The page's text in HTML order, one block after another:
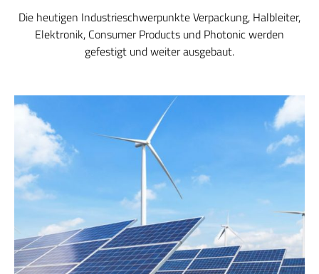
Die heutigen Industrieschwerpunkte Verpackung, Halbleiter,
Elektronik, Consumer Products und Photonic werden
gefestigt und weiter ausgebaut.